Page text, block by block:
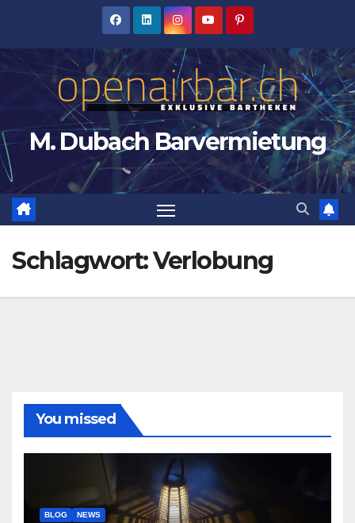
M. Dubach Barvermietung
Schlagwort:Verlobung
You missed
BLOG NEWS